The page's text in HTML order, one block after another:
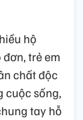
hộ
trẻ em
chất độc
cuộc sống,
tay hỗ